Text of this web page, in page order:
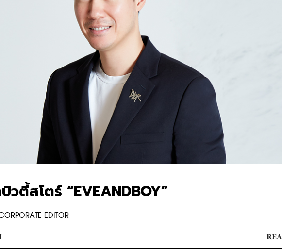
สโตร์ “EVEANDBOY”
EDITOR